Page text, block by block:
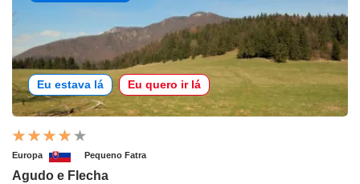
Eu estava lá Eu quero ir lá
Europa Pequeno Fatra
Agudo e Flecha